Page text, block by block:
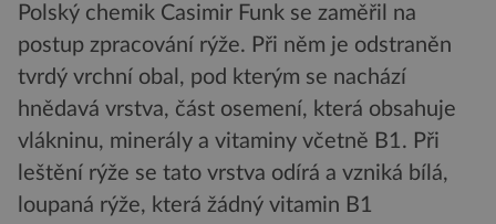
Polský chemik Casimir Funk se zaměřil na
postup zpracování rýže. Při něm je odstraněn
tvrdý vrchní obal, pod kterým se nachází
hnědavá vrstva, část osemení, která obsahuje
vlákninu, minerály a vitaminy včetně B1. Při
leštění rýže se tato vrstva odírá a vzniká bílá,
loupaná rýže, která žádný vitamin B1